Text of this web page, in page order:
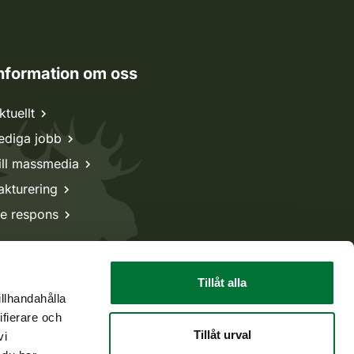
och
Tillåt alla
Tillåt urval
om oss
jobb
massmedia
respons